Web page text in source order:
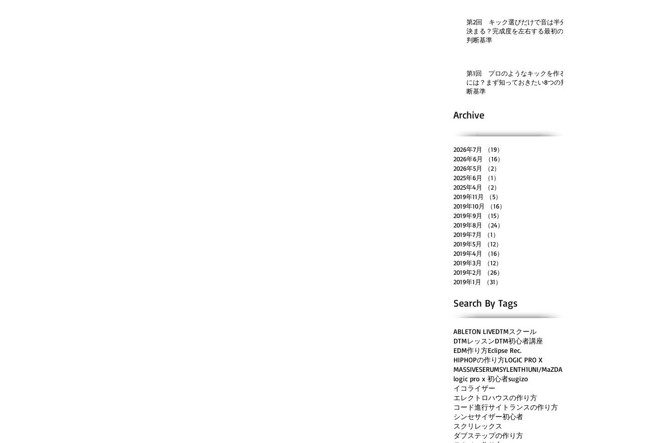
第2回 キック選びだけで音は半分
決まる？完成度を左右する最初の
判断基準
第1回 プロのようなキックを作る
には？まず知っておきたい8つの判
断基準
Archive
2026年7月 （19）
2026年6月
（16）
2026年5月
（2）
2025年6月
（1）
2025年4月
（2）
2019年11月
（5）
2019年10月
（16）
2019年9月
（15）
2019年8月
（24）
2019年7月
（1）
2019年5月
（12）
2019年4月
（16）
2019年3月
（12）
2019年2月
（26）
2019年1月
（31）
Search By Tags
ABLETON LIVEDTMスクール
DTMレッスンDTM初心者講座
EDM作り方Eclipse Rec.
HIPHOPの作り方LOGIC PRO X
MASSIVESERUMSYLENTH1UNI/MaZDA
logic pro x 初心者sugizo
イコライザー
エレクトロハウスの作り方
コード進行サイトランスの作り方
シンセサイザー初心者
スクリレックス
ダブステップの作り方